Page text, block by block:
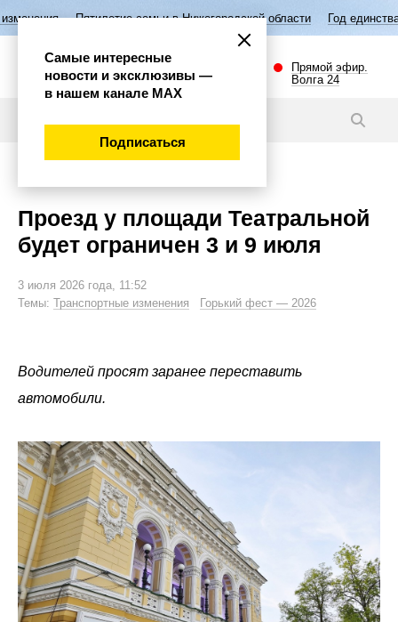
семьи в Нижегородской области Год единства народов России
Прямой эфир.
Волга 24
Проезд у площади Театральной
будет ограничен 3 и 9 июля
3 июля 2026 года, 11:52
Темы: Транспортные изменения Горький фест — 2026
Водителей просят заранее переставить
автомобили.
Самые интересные
новости и эксклюзивы —
в нашем канале МАХ
Подписаться